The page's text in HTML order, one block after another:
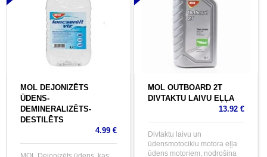
MOL DEJONIZĒTS
ŪDENS-
DEMINERALIZĒTS-
DESTILĒTS
4.99 €
MOL OUTBOARD 2T
DIVTAKTU LAIVU EĻĻA
13.92 €
Divtaktu laivu un
ūdensmotociklu motora eļļa
ūdens motoriem, nodrošina